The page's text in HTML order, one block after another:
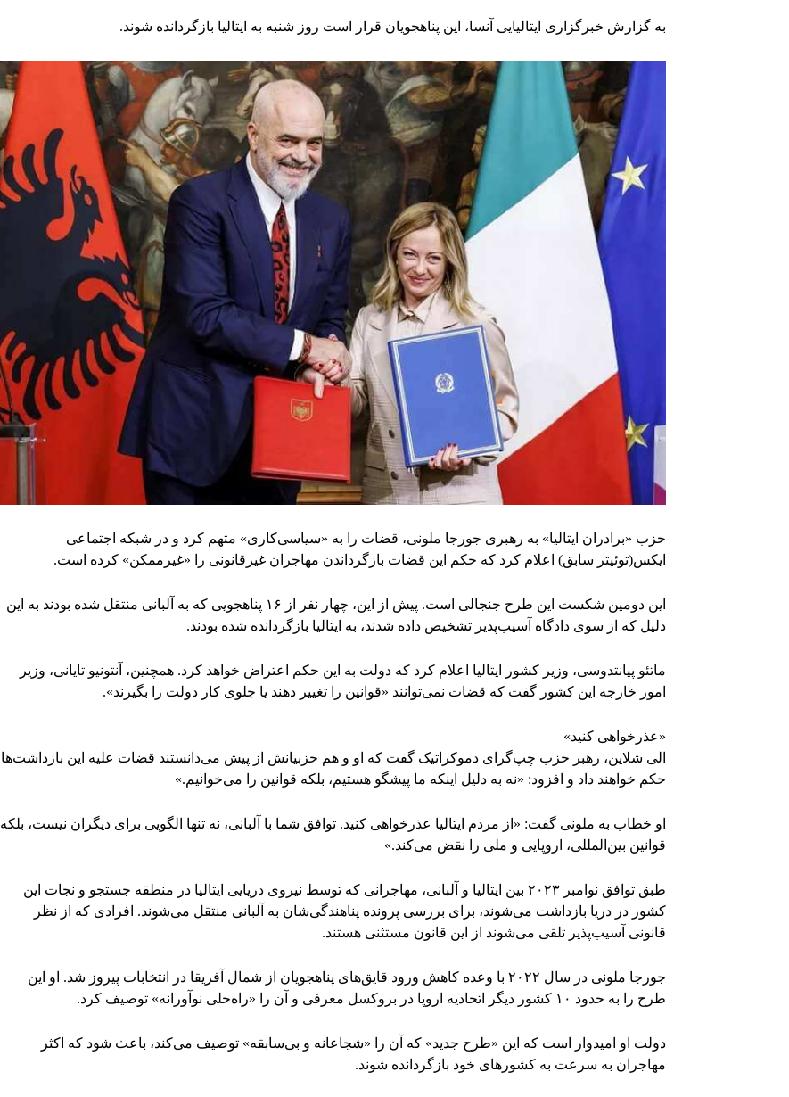
به گزارش خبرگزاری ایتالیایی آنسا، این پناهجویان قرار است روز شنبه به ایتالیا بازگردانده شوند.
حزب «برادران ایتالیا» به رهبری جورجا ملونی، قضات را به «سیاسی‌کاری» متهم کرد و در شبکه اجتماعی
ایکس(توئیتر سابق) اعلام کرد که حکم این قضات بازگرداندن مهاجران غیرقانونی را «غیرممکن» کرده است.
این دومین شکست این طرح جنجالی است. پیش از این، چهار نفر از ۱۶ پناهجویی که به آلبانی منتقل شده بودند به این
دلیل که از سوی دادگاه آسیب‌پذیر تشخیص داده شدند، به ایتالیا بازگردانده شده بودند.
ماتئو پیانتدوسی، وزیر کشور ایتالیا اعلام کرد که دولت به این حکم اعتراض خواهد کرد. همچنین، آنتونیو تایانی، وزیر
امور خارجه این کشور گفت که قضات نمی‌توانند «قوانین را تغییر دهند یا جلوی کار دولت را بگیرند».
«عذرخواهی کنید»
الی شلاین، رهبر حزب چپ‌گرای دموکراتیک گفت که او و هم حزبیانش از پیش می‌دانستند قضات علیه این بازداشت‌ها
حکم خواهند داد و افزود: «نه به دلیل اینکه ما پیشگو هستیم، بلکه قوانین را می‌خوانیم.»
او خطاب به ملونی گفت: «از مردم ایتالیا عذرخواهی کنید. توافق شما با آلبانی، نه تنها الگویی برای دیگران نیست، بلکه
قوانین بین‌المللی، اروپایی و ملی را نقض می‌کند.»
طبق توافق نوامبر ۲۰۲۳ بین ایتالیا و آلبانی، مهاجرانی که توسط نیروی دریایی ایتالیا در منطقه جستجو و نجات این
کشور در دریا بازداشت می‌شوند، برای بررسی پرونده‌ پناهندگی‌شان به آلبانی منتقل می‌شوند. افرادی که از نظر
قانونی آسیب‌پذیر تلقی می‌شوند از این قانون مستثنی هستند.
جورجا ملونی در سال ۲۰۲۲ با وعده کاهش ورود قایق‌های پناهجویان از شمال آفریقا در انتخابات پیروز شد. او این
طرح را به حدود ۱۰ کشور دیگر اتحادیه اروپا در بروکسل معرفی و آن را «راه‌حلی نوآورانه» توصیف کرد.
دولت او امیدوار است که این «طرح جدید» که آن را «شجاعانه و بی‌سابقه» توصیف می‌کند، باعث شود که اکثر
مهاجران به سرعت به کشورهای خود بازگردانده شوند.